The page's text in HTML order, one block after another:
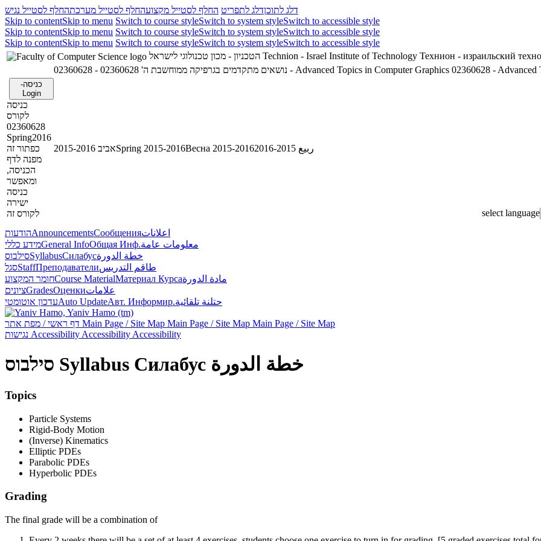
דלג לתוכןדלג לתפריט החלף לסטייל מקצועהחלף לסטייל מערכתהחלף לסטייל נגיש
Skip to contentSkip to menu Switch to course styleSwitch to system styleSwitch to accessible style
Skip to contentSkip to menu Switch to course styleSwitch to system styleSwitch to accessible style
Skip to contentSkip to menu Switch to course styleSwitch to system styleSwitch to accessible style
Technion - Israel Institute of Technology Технион - израильский
02360628 - נושאים מתקדמים בגרפיקה ממוחשבת ה' 02360628 - Advanced Topics in Computer Graphics 02360628 - Advanced
כניסה-
Login
כניסה
לקורס
02360628
Spring2016
כפתור זה
מפנה לדף
הכניסה,
ומאפשר
כניסה
ישירה
לקורס זה
אביב 2015-2016Spring 2015-2016Весна 2015-2016 ربيع 2015-2016
select language
הודעותAnnouncementsСообщенияاعلانات
מידע כלליGeneral InfoОбщая Инф.معلومات عامة
סילבוסSyllabusСилабусخطة الدورة
סגלStaffПреподавателиطاقم التدريس
חומר המקצועCourse MaterialМатериал Курсаمادة الدورة
ציוניםGradesОценкиعلامات
עדכון אוטומטיAuto UpdateАвт. Информир.حتلنة تلقائية
Main Page / Site Map Main Page / Site Map Main Page / Site Map
Accessibility Accessibility Accessibility
סילבוס Syllabus Силабус خطة الدورة
Topics
Particle Systems
Rigid-Body Motion
(Inverse) Kinematics
Elliptic PDEs
Parabolic PDEs
Hyperbolic PDEs
Grading
The final grade will be a combination of